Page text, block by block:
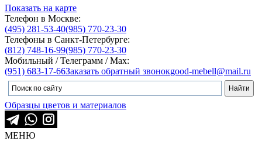
Показать на карте
Телефон в Москве:
(495) 281-53-40(985) 770-23-30
Телефоны в Санкт-Петербурге:
(812) 748-16-99(985) 770-23-30
Мобильный / Телеграмм / Max:
(951) 683-17-66Заказать обратный звонокgood-mebell@mail.ru
Образцы цветов и материалов
МЕНЮ